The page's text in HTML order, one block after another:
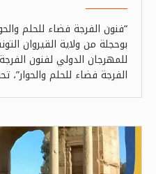
“فنون الفرجة فضاء للحلم
للمهرجان الدولي لفنون
الفرجة فضاء للحلم والحوار”،